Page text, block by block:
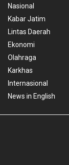
Nasional
Kabar Jatim
Lintas Daerah
Ekonomi
Olahraga
Karkhas
Internasional
News in English